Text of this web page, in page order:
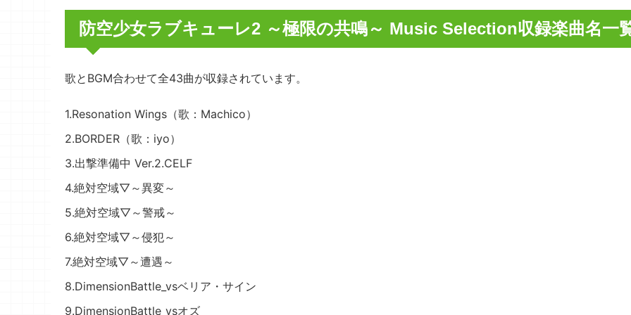
防空少女ラブキューレ2 ～極限の共鳴～ Music Selection収録楽曲名一
歌とBGM合わせて全43曲が収録されています。
1.Resonation Wings（歌：Machico）
2.BORDER（歌：iyo）
3.出撃準備中 Ver.2.CELF
4.絶対空域▽～異変～
5.絶対空域▽～警戒～
6.絶対空域▽～侵犯～
7.絶対空域▽～遭遇～
8.DimensionBattle_vsベリア・サイン
9.DimensionBattle_vsオズ